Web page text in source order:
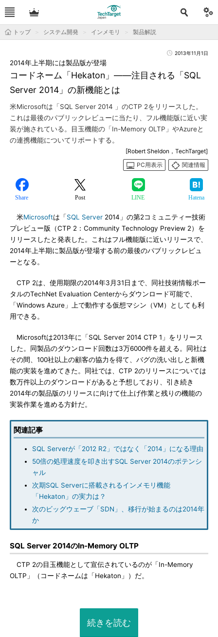
トップ システム開発 インメモリ 製品解説
2013年11月1日
コードネーム「Hekaton」――注目される「SQL
Server 2014」の新機能とは
2014年上半期には製品版が登場
米Microsoftは「SQL Server 2014 」のCTP 2をリリースした。
これは最後のパブリックレビューに当たり、フル機能版に近い実
装が施されている。目玉機能の「In-Memory OLTP」やAzureと
の連携機能についてリポートする。
[Robert Sheldon，TechTarget]
PC用表示
関連情報
Share Post LINE Hatena
米Microsoftは「SQL Server 2014」の第2コミュニティー技術
プレビュー版（CTP 2：Community Technology Preview 2）を
リリースしたと発表した。これはフル機能版に近いリリースで、
2014年上半期に製品版が登場する前の最後のパブリックレビュ
ーとなる。
CTP 2は、使用期限の2014年3月31日まで、同社技術情報ポー
タルのTechNet Evaluation Centerからダウンロード可能で、
「Windows Azure」上で動作する仮想マシン（VM）としても利
用できる。
Microsoftは2013年に「SQL Server 2014 CTP 1」をリリース
した。同製品のダウンロード回数は3万6000件を超える。同社は
その間、100社以上の顧客の協力を得て、バグの洗い出しと新機
能の実装を進めてきた。同社では、CTP 2のリリースについては
数万件以上のダウンロードがあると予想しており、引き続き
2014年の製品版のリリースに向けて仕上げ作業と残りの機能の
実装作業を進める方針だ。
関連記事
SQL Serverが「2012 R2」ではなく「2014」になる理由
50倍の処理速度を叩き出すSQL Server 2014のポテンシ
ャル
次期SQL Serverに搭載されるインメモリ機能
「Hekaton」の実力は？
次のビッグウェーブ「SDN」、移行が始まるのは2014年
か
SQL Server 2014のIn-Memory OLTP
CTP 2の目玉機能として宣伝されているのが「In-Memory
OLTP」（コードネームは「Hekaton」）だ。
続きを読む